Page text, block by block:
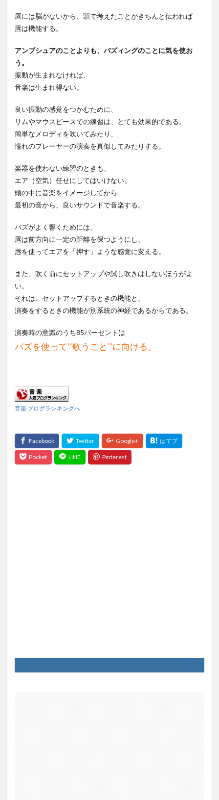
唇には脳がないから、頭で考えたことがきちんと伝われば
唇は機能する。
アンブシュアのことよりも、バズィングのことに気を使お
う。
振動が生まれなければ、
音楽は生まれ得ない。
良い振動の感覚をつかむために、
リムやマウスピースでの練習は、とても効果的である。
簡単なメロディを吹いてみたり、
憧れのプレーヤーの演奏を真似してみたりする。
楽器を使わない練習のときも、
エア（空気）任せにしてはいけない。
頭の中に音楽をイメージしてから、
最初の音から、良いサウンドで音楽する。
バズがよく響くためには、
唇は前方向に一定の距離を保つようにし、
唇を使ってエアを「押す」ような感覚に変える。
また、吹く前にセットアップや試し吹きはしないほうがよ
い。
それは、セットアップするときの機能と、
演奏をするときの機能が別系統の神経であるからである。
演奏時の意識のうち85パーセントは
バズを使って‘‘歌うこと’’に向ける。
音楽 ブログランキングへ